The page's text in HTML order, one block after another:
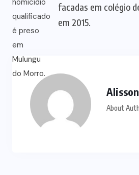
facadas em colégio
em 2015.
About